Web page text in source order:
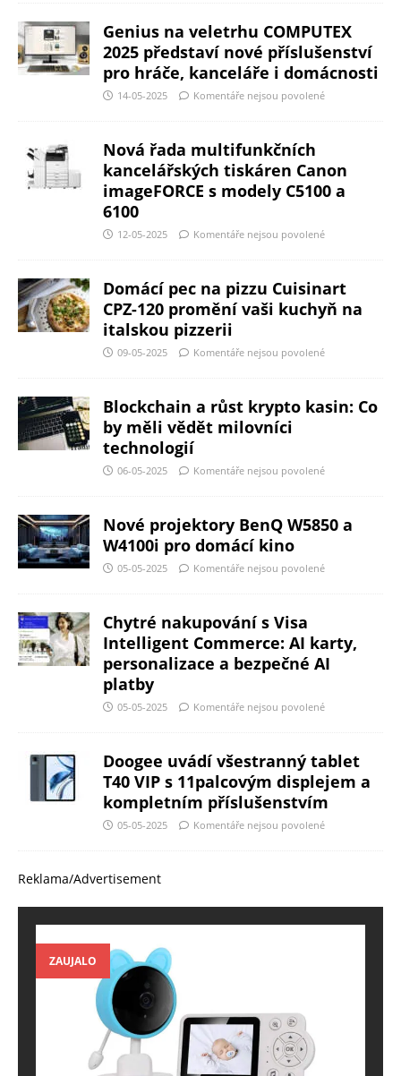
Genius na veletrhu COMPUTEX
2025 představí nové příslušenství
pro hráče, kanceláře i domácnosti
14-05-2025 Komentáře nejsou povolené
Nová řada multifunkčních
kancelářských tiskáren Canon
imageFORCE s modely C5100 a
6100
12-05-2025 Komentáře nejsou povolené
Domácí pec na pizzu Cuisinart
CPZ-120 promění vaši kuchyň na
italskou pizzerii
09-05-2025 Komentáře nejsou povolené
Blockchain a růst krypto kasin: Co
by měli vědět milovníci
technologií
06-05-2025 Komentáře nejsou povolené
Nové projektory BenQ W5850 a
W4100i pro domácí kino
05-05-2025 Komentáře nejsou povolené
Chytré nakupování s Visa
Intelligent Commerce: AI karty,
personalizace a bezpečné AI
platby
05-05-2025 Komentáře nejsou povolené
Doogee uvádí všestranný tablet
T40 VIP s 11palcovým displejem a
kompletním příslušenstvím
05-05-2025 Komentáře nejsou povolené
Reklama/Advertisement
ZAUJALO